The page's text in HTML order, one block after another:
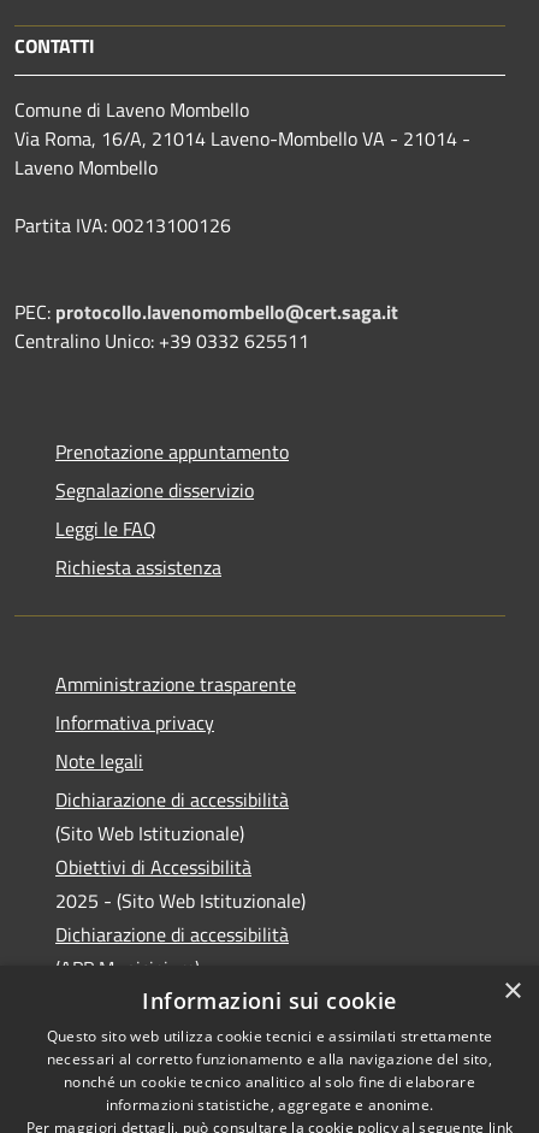
CONTATTI
Comune di Laveno Mombello
Via Roma, 16/A, 21014 Laveno-Mombello VA - 21014 -
Laveno Mombello
Partita IVA: 00213100126
PEC: protocollo.lavenomombello@cert.saga.it
Centralino Unico: +39 0332 625511
Prenotazione appuntamento
Segnalazione disservizio
Leggi le FAQ
Richiesta assistenza
Amministrazione trasparente
Informativa privacy
Note legali
Dichiarazione di accessibilità
(Sito Web Istituzionale)
Obiettivi di Accessibilità
2025 - (Sito Web Istituzionale)
Dichiarazione di accessibilità
(APP Municipium)
Accessibilità
Copyright © 2026 • Comune di
Laveno Mombello • Powered
×
Informazioni sui cookie
Questo sito web utilizza cookie tecnici e assimilati strettamente
necessari al corretto funzionamento e alla navigazione del sito,
nonché un cookie tecnico analitico al solo fine di elaborare
informazioni statistiche, aggregate e anonime.
Per maggiori dettagli, può consultare la cookie policy al seguente link